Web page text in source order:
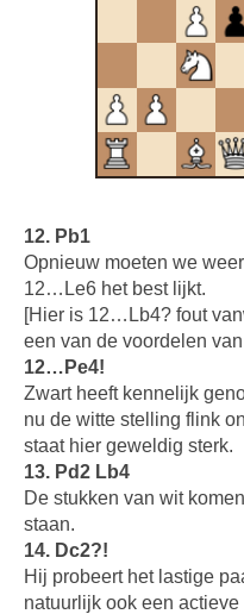
12. Pb1
Opnieuw moeten we
12…Le6 het best lijkt.
[Hier is 12…Lb4? fout
een van de voordelen
12…Pe4!
Zwart heeft kennelijk
nu de witte stelling flink
staat hier geweldig sterk.
13. Pd2 Lb4
De stukken van wit
staan.
14. Dc2?!
Hij probeert het lastige
natuurlijk ook een